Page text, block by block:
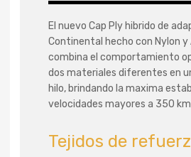
El nuevo Cap Ply hibrido de
Continental hecho con Nylon y
combina el comportamiento
dos materiales diferentes en
hilo, brindando la maxima
velocidades mayores a 350
Tejidos de